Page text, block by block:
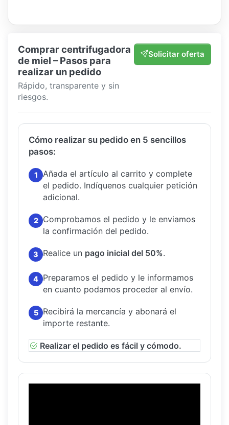
Comprar centrifugadora
de miel – Pasos para
realizar un pedido
Rápido, transparente y sin
riesgos.
Solicitar oferta
Cómo realizar su pedido en 5 sencillos
pasos:
1
Añada el artículo al carrito y complete
el pedido. Indíquenos cualquier petición
adicional.
2
Comprobamos el pedido y le enviamos
la confirmación del pedido.
3 Realice un pago inicial del 50%.
4 Preparamos el pedido y le informamos
en cuanto podamos proceder al envío.
5
Recibirá la mercancía y abonará el
importe restante.
Realizar el pedido es fácil y cómodo.